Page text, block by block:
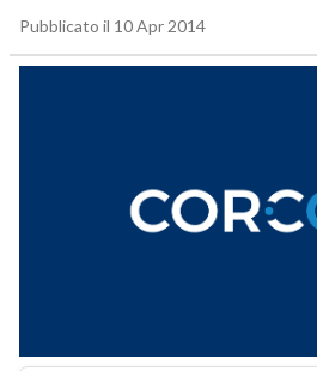
Pubblicato il 10 Apr 2014